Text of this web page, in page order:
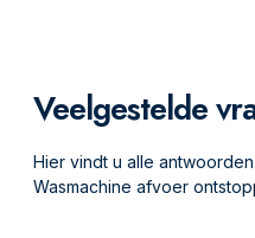
Veelgestelde
Hier vindt u alle
Wasmachine afvoer